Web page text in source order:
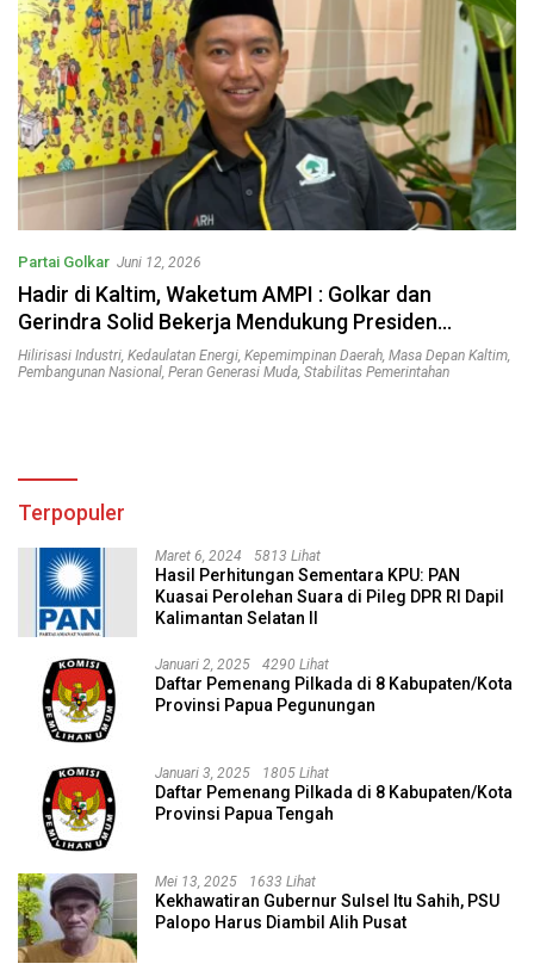
Partai Golkar Juni 12, 2026
Hadir di Kaltim, Waketum AMPI : Golkar dan
Gerindra Solid Bekerja Mendukung Presiden
Prabowo Mewujudkan Kedaulatan Negara
Hilirisasi Industri, Kedaulatan Energi, Kepemimpinan Daerah, Masa Depan Kaltim,
Pembangunan Nasional, Peran Generasi Muda, Stabilitas Pemerintahan
Terpopuler
Maret 6, 2024 5813 Lihat
Hasil Perhitungan Sementara KPU: PAN
Kuasai Perolehan Suara di Pileg DPR RI Dapil
Kalimantan Selatan II
Januari 2, 2025 4290 Lihat
Daftar Pemenang Pilkada di 8 Kabupaten/Kota
Provinsi Papua Pegunungan
Januari 3, 2025 1805 Lihat
Daftar Pemenang Pilkada di 8 Kabupaten/Kota
Provinsi Papua Tengah
Mei 13, 2025 1633 Lihat
Kekhawatiran Gubernur Sulsel Itu Sahih, PSU
Palopo Harus Diambil Alih Pusat